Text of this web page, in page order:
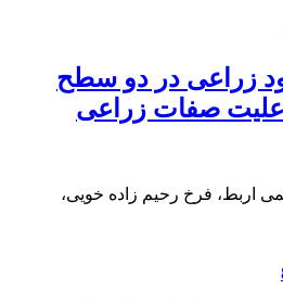
زراعی در دو سطح
علیت صفات زراعی
اربط، فرخ رحیم زاده خویی،